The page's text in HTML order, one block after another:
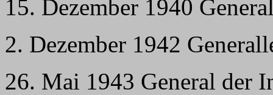
15. Dezember 1940
2. Dezember 1942
26. Mai 1943 General der